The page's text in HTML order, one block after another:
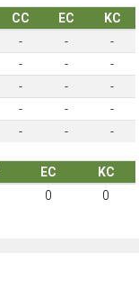
CC EC
KC
- -
-
- -
-
- -
-
- -
-
- - -
EC
KC
0 0